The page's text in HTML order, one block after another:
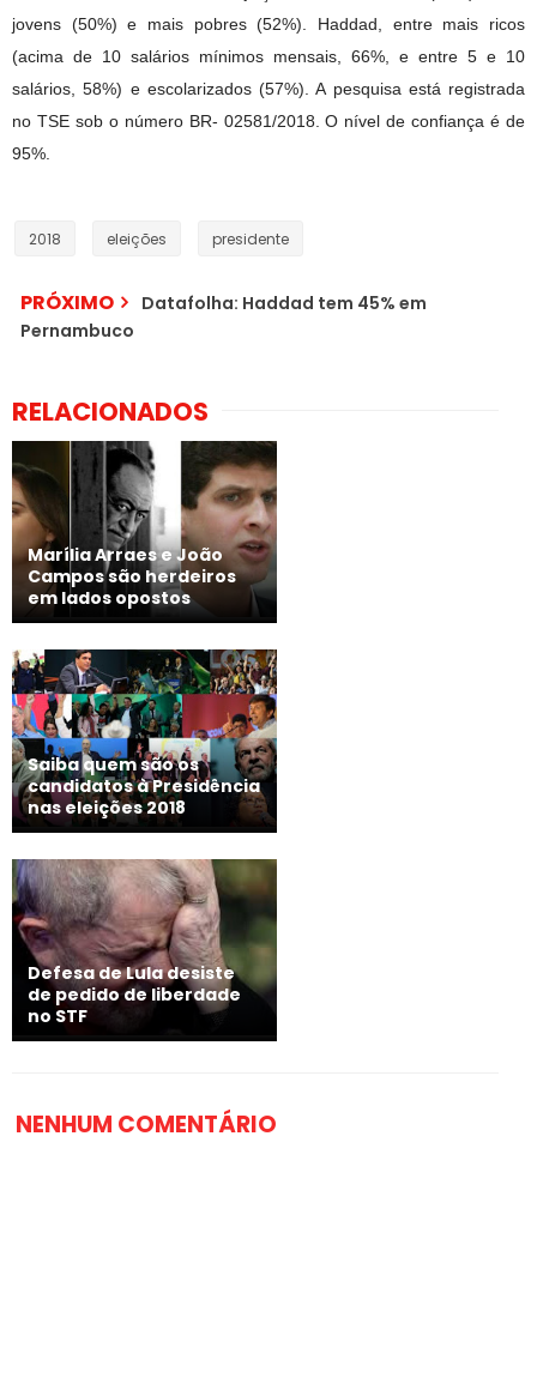
jovens (50%) e mais pobres (52%). Haddad, entre mais ricos
(acima de 10 salários mínimos mensais, 66%, e entre 5 e 10
salários, 58%) e escolarizados (57%). A pesquisa está registrada
no TSE sob o número BR- 02581/2018. O nível de confiança é de
95%.
2018 eleições presidente
PRÓXIMO
Datafolha: Haddad tem 45% em
Pernambuco
RELACIONADOS
Marília Arraes e João
Campos são herdeiros
em lados opostos
Saiba quem são os
candidatos à Presidência
nas eleições 2018
Defesa de Lula desiste
de pedido de liberdade
no STF
NENHUM COMENTÁRIO